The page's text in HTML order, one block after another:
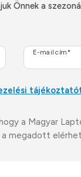
Önnek a
E-mail cím*
a Magyar
megadott